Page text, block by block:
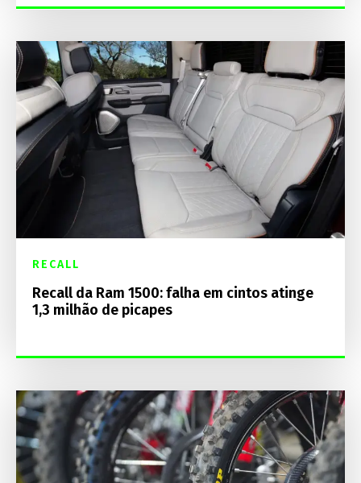
RECALL
Recall da Ram 1500: falha em cintos atinge
1,3 milhão de picapes